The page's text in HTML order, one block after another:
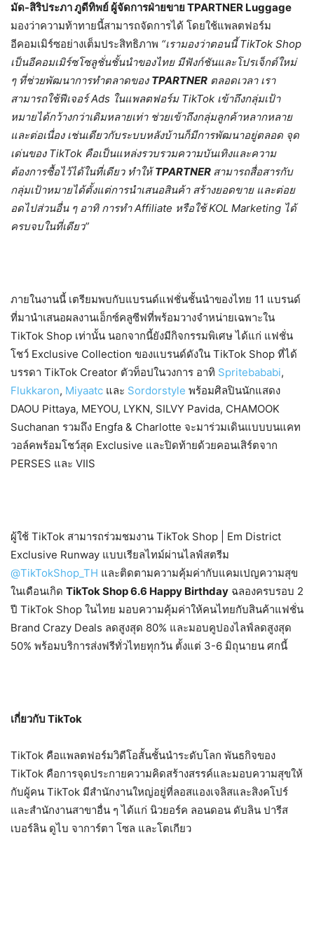
มัด-สิริประภา ภูดีทิพย์ ผู้จัดการฝ่ายขายTPARTNER Luggage
มองว่าความท้าทายนี้สามารถจัดการได้ โดยใช้แพลตฟอร์ม
อีคอมเมิร์ซอย่างเต็มประสิทธิภาพ “เรามองว่าตอนนี้TikTok Shop
เป็นอีคอมเมิร์ซโซลูชั่นชั้นนำของไทย มีฟังก์ชันและโปรเจ็กต์ใหม่
ๆ ที่ช่วยพัฒนาการทำตลาดของ TPARTNER ตลอดเวลา เรา
สามารถใช้ฟีเจอร์Ads ในแพลตฟอร์ม TikTok เข้าถึงกลุ่มเป้า
หมายได้กว้างกว่าเดิมหลายเท่า ช่วยเข้าถึงกลุ่มลูกค้าหลากหลาย
และต่อเนื่อง เช่นเดียวกับระบบหลังบ้านก็มีการพัฒนาอยู่ตลอด จุด
เด่นของ TikTok คือเป็นแหล่งรวบรวมความบันเทิงและความ
ต้องการซื้อไว้ได้ในที่เดียว ทำให้TPARTNER สามารถสื่อสารกับ
กลุ่มเป้าหมายได้ตั้งแต่การนำเสนอสินค้า สร้างยอดขาย และต่อย
อดไปส่วนอื่น ๆ อาทิ การทำAffiliate หรือใช้KOL Marketing ได้
ครบจบในที่เดียว”
ภายในงานนี้ เตรียมพบกับแบรนด์แฟชั่นชั้นนำของไทย 11 แบรนด์
ที่มานำเสนอผลงานเอ็กซ์คลูซีฟที่พร้อมวางจำหน่ายเฉพาะใน
TikTok Shop เท่านั้น นอกจากนี้ยังมีกิจกรรมพิเศษ ได้แก่ แฟชั่น
โชว์ Exclusive Collection ของแบรนด์ดังใน TikTok Shop ที่ได้
บรรดา TikTok Creator ตัวท็อปในวงการ อาทิ Spritebababi,
Flukkaron, Miyaatc และ Sordorstyle พร้อมศิลปินนักแสดง
DAOU Pittaya, MEYOU, LYKN, SILVY Pavida, CHAMOOK
Suchanan รวมถึง Engfa & Charlotte จะมาร่วมเดินแบบบนแคท
วอล์คพร้อมโชว์สุด Exclusive และปิดท้ายด้วยคอนเสิร์ตจาก
PERSES และ VIIS
ผู้ใช้ TikTok สามารถร่วมชมงาน TikTok Shop | Em District
Exclusive Runway แบบเรียลไทม์ผ่านไลฟ์สตรีม
@TikTokShop_TH และติดตามความคุ้มค่ากับแคมเปญความสุข
ในเดือนเกิด TikTok Shop 6.6 Happy Birthday ฉลองครบรอบ 2
ปี TikTok Shop ในไทย มอบความคุ้มค่าให้คนไทยกับสินค้าแฟชั่น
Brand Crazy Deals ลดสูงสุด 80% และมอบคูปองไลฟ์ลดสูงสุด
50% พร้อมบริการส่งฟรีทั่วไทยทุกวัน ตั้งแต่ 3-6 มิถุนายน ศกนี้
เกี่ยวกับ TikTok
TikTok คือแพลตฟอร์มวิดีโอสั้นชั้นนําระดับโลก พันธกิจของ
TikTok คือการจุดประกายความคิดสร้างสรรค์และมอบความสุขให้
กับผู้คน TikTok มีสํานักงานใหญ่อยู่ที่ลอสแองเจลิสและสิงคโปร์
และสํานักงานสาขาอื่น ๆ ได้แก่ นิวยอร์ค ลอนดอน ดับลิน ปารีส
เบอร์ลิน ดูไบ จาการ์ตา โซล และโตเกียว